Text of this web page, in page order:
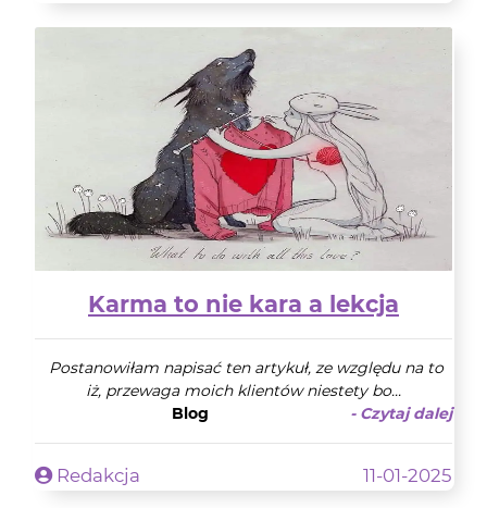
Karma to nie kara a lekcja
Postanowiłam napisać ten artykuł, ze względu na to
iż, przewaga moich klientów niestety bo...
Blog
- Czytaj dalej
Redakcja 11-01-2025